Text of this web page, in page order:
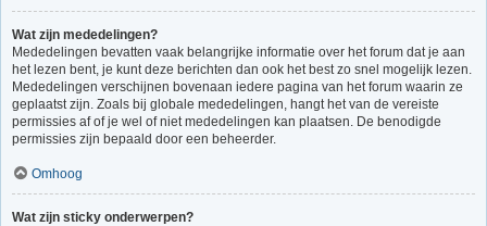
Wat zijn mededelingen?
Mededelingen bevatten vaak belangrijke informatie over het forum dat je aan
het lezen bent, je kunt deze berichten dan ook het best zo snel mogelijk lezen.
Mededelingen verschijnen bovenaan iedere pagina van het forum waarin ze
geplaatst zijn. Zoals bij globale mededelingen, hangt het van de vereiste
permissies af of je wel of niet mededelingen kan plaatsen. De benodigde
permissies zijn bepaald door een beheerder.
Omhoog
Wat zijn sticky onderwerpen?